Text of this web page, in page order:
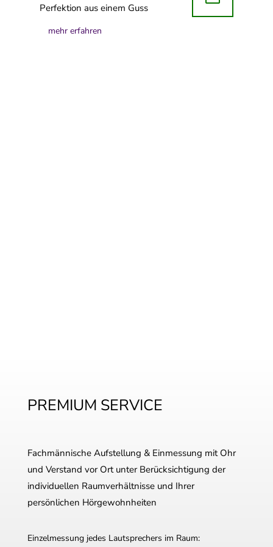
Perfektion aus einem Guss
mehr erfahren
PREMIUM SERVICE
Fachmännische Aufstellung & Einmessung mit Ohr
und Verstand vor Ort unter Berücksichtigung der
individuellen Raumverhältnisse und Ihrer
persönlichen Hörgewohnheiten
Einzelmessung jedes Lautsprechers im Raum: